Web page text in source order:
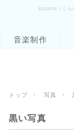
kuramu（く
音楽制作
トップ › 写真 ›
黒い写真